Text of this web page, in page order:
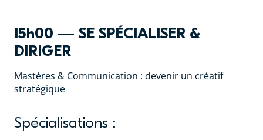
15h00 — SE SPÉCIALISER &
DIRIGER
Mastères & Communication : devenir un créatif
stratégique
Spécialisations :